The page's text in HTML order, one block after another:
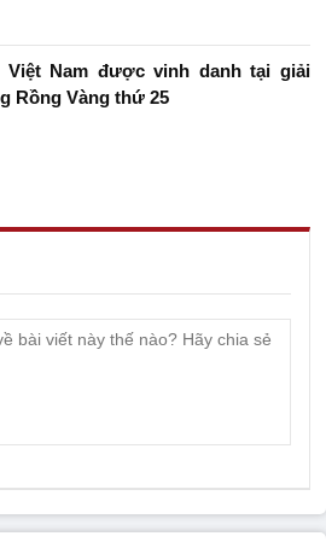
Việt Nam được vinh danh tại giải
Rồng Vàng thứ 25